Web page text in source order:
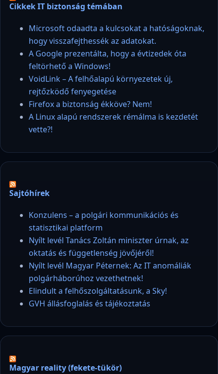
Cikkek IT biztonság témában
Microsoft odaadta a kulcsokat a hatóságoknak,
hogy visszafejthessék az adatokat.
A Google prezentálta, hogy a évtizedek óta
feltörhető a Windows!
VoidLink – A felhőalapú környezetek új,
rejtőzködő fenyegetése
Firefox a biztonság ékköve? Nem!
A Linux alapú rendszerek rémálma is kezdetét
vette?!
Sajtóhírek
Konzulens – a polgári kommunikációs és
statisztikai platform
Nyílt levél Tanács Zoltán miniszter úrnak, az
oktatás és függetlenség jövőjéről!
Nyílt levél Magyar Péternek: Az IT anomáliák
polgárháborúhoz vezethetnek!
Elindult a felhőszolgáltatásunk, a Sky!
GVH állásfoglalás és tájékoztatás
Magyar reality (fekete-tükör)